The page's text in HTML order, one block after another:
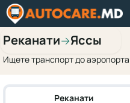
Реканати→Яссы
Ищете транспорт до
Реканати